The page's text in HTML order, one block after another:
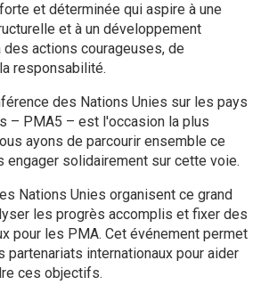
et déterminée qui aspire à une
et à un développement
des actions courageuses, de
responsabilité.
des Nations Unies sur les pays
– PMA5 – est l'occasion la plus
ayons de parcourir ensemble ce
engager solidairement sur cette voie.
Nations Unies organisent ce grand
les progrès accomplis et fixer des
pour les PMA. Cet événement permet
partenariats internationaux pour aider
ces objectifs.